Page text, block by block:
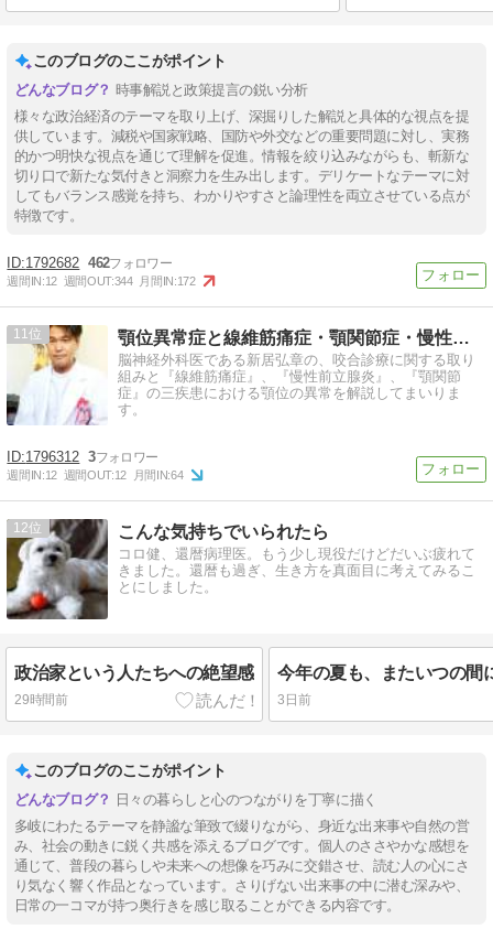
このブログのここがポイント
時事解説と政策提言の鋭い分析
様々な政治経済のテーマを取り上げ、深掘りした解説と具体的な視点を提
供しています。減税や国家戦略、国防や外交などの重要問題に対し、実務
的かつ明快な視点を通じて理解を促進。情報を絞り込みながらも、斬新な
切り口で新たな気付きと洞察力を生み出します。デリケートなテーマに対
してもバランス感覚を持ち、わかりやすさと論理性を両立させている点が
特徴です。
1792682 462
週間IN:12 週間OUT:344 月間IN:172
11 顎位異常症と線維筋痛症・顎関節症・慢性前立腺炎について
脳神経外科医である新居弘章の、咬合診療に関する取り
組みと『線維筋痛症』、『慢性前立腺炎』、『顎関節
症』の三疾患における顎位の異常を解説してまいりま
す。
1796312 3
週間IN:12 週間OUT:12 月間IN:64
12 こんな気持ちでいられたら
コロ健、還暦病理医。もう少し現役だけどだいぶ疲れて
きました。還暦も過ぎ、生き方を真面目に考えてみるこ
とにしました。
政治家という人たちへの絶望感
29時間前 3日前
このブログのここがポイント
日々の暮らしと心のつながりを丁寧に描く
多岐にわたるテーマを静謐な筆致で綴りながら、身近な出来事や自然の営
み、社会の動きに鋭く共感を添えるブログです。個人のささやかな感想を
通じて、普段の暮らしや未来への想像を巧みに交錯させ、読む人の心にさ
り気なく響く作品となっています。さりげない出来事の中に潜む深みや、
日常の一コマが持つ奥行きを感じ取ることができる内容です。